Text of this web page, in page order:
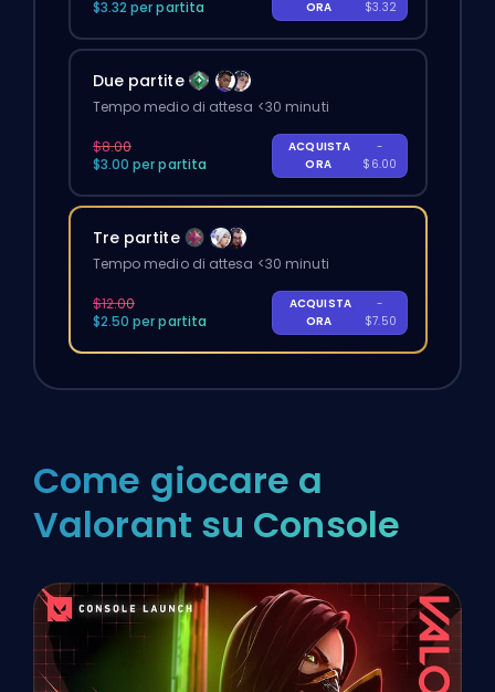
$3.32 per partita ORA $3.32
Due partite
Tempo medio di attesa <30 minuti
$8.00
$3.00 per partita
ACQUISTA
ORA
-
$6.00
Tre partite
Tempo medio di attesa <30 minuti
$12.00
$2.50 per partita
ACQUISTA
ORA
-
$7.50
Come giocare a
Valorant su Console